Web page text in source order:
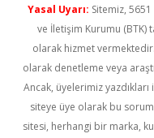
Yasal Uyarı: Sitemiz,
ve İletişim Kurumu (BTK)
olarak hizmet
olarak denetleme veya
Ancak, üyelerimiz
siteye üye olarak bu
sitesi, herhangi bir marka,